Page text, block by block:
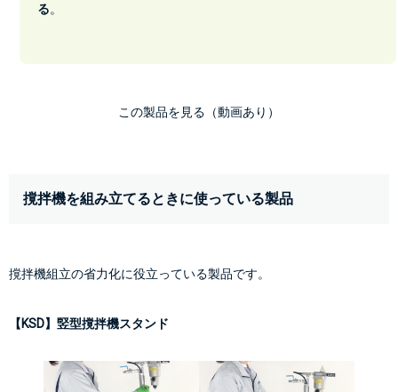
る。
この製品を見る（動画あり）
撹拌機を組み立てるときに使っている製品
撹拌機組立の省力化に役立っている製品です。
【KSD】竪型撹拌機スタンド